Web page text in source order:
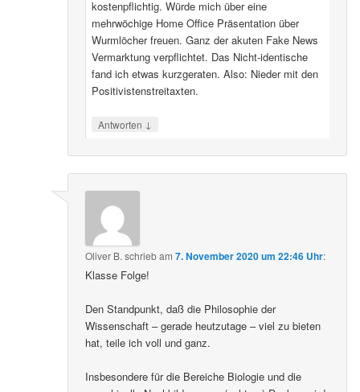
kostenpflichtig. Würde mich über eine
mehrwöchige Home Office Präsentation über
Wurmlöcher freuen. Ganz der akuten Fake News
Vermarktung verpflichtet. Das Nicht-identische
fand ich etwas kurzgeraten. Also: Nieder mit den
Positivistenstreitaxten.
Antworten ↓
Oliver B. schriebam7. November 2020 um 22:46 Uhr:
Klasse Folge!
Den Standpunkt, daß die Philosophie der
Wissenschaft – gerade heutzutage – viel zu bieten
hat, teile ich voll und ganz.
Insbesondere für die Bereiche Biologie und die